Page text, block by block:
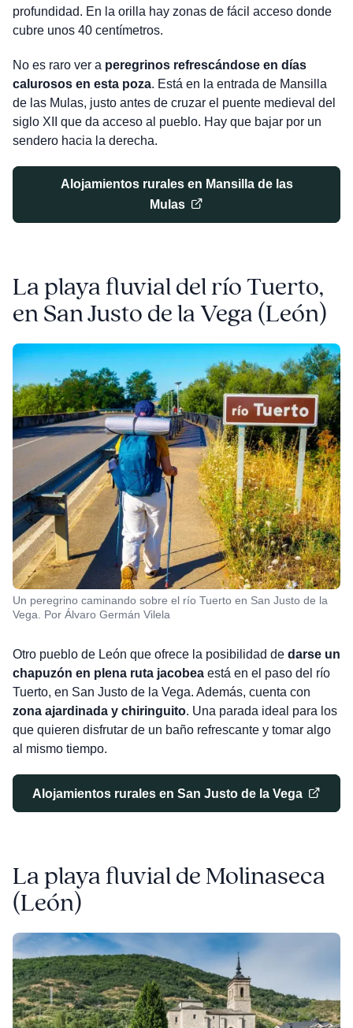
profundidad. En la orilla hay zonas de fácil acceso donde
cubre unos 40 centímetros.
No es raro ver a peregrinos refrescándose en días
calurosos en esta poza. Está en la entrada de Mansilla
de las Mulas, justo antes de cruzar el puente medieval del
siglo XII que da acceso al pueblo. Hay que bajar por un
sendero hacia la derecha.
Alojamientos rurales en Mansilla de las
Mulas
La playa fluvial del río Tuerto,
en San Justo de la Vega​​(León)
Un peregrino caminando sobre el río Tuerto en San Justo de la
Vega. Por Álvaro Germán Vilela
Otro pueblo de León que ofrece la posibilidad de darse un
chapuzón en plena ruta jacobeaestá en el paso del río
Tuerto, en San Justo de la Vega. Además, cuenta con
zona ajardinada y chiringuito. Una parada ideal para los
que quieren disfrutar de un baño refrescante y tomar algo
al mismo tiempo.
Alojamientos rurales en San Justo de la Vega
La playa fluvial de Molinaseca
(León)